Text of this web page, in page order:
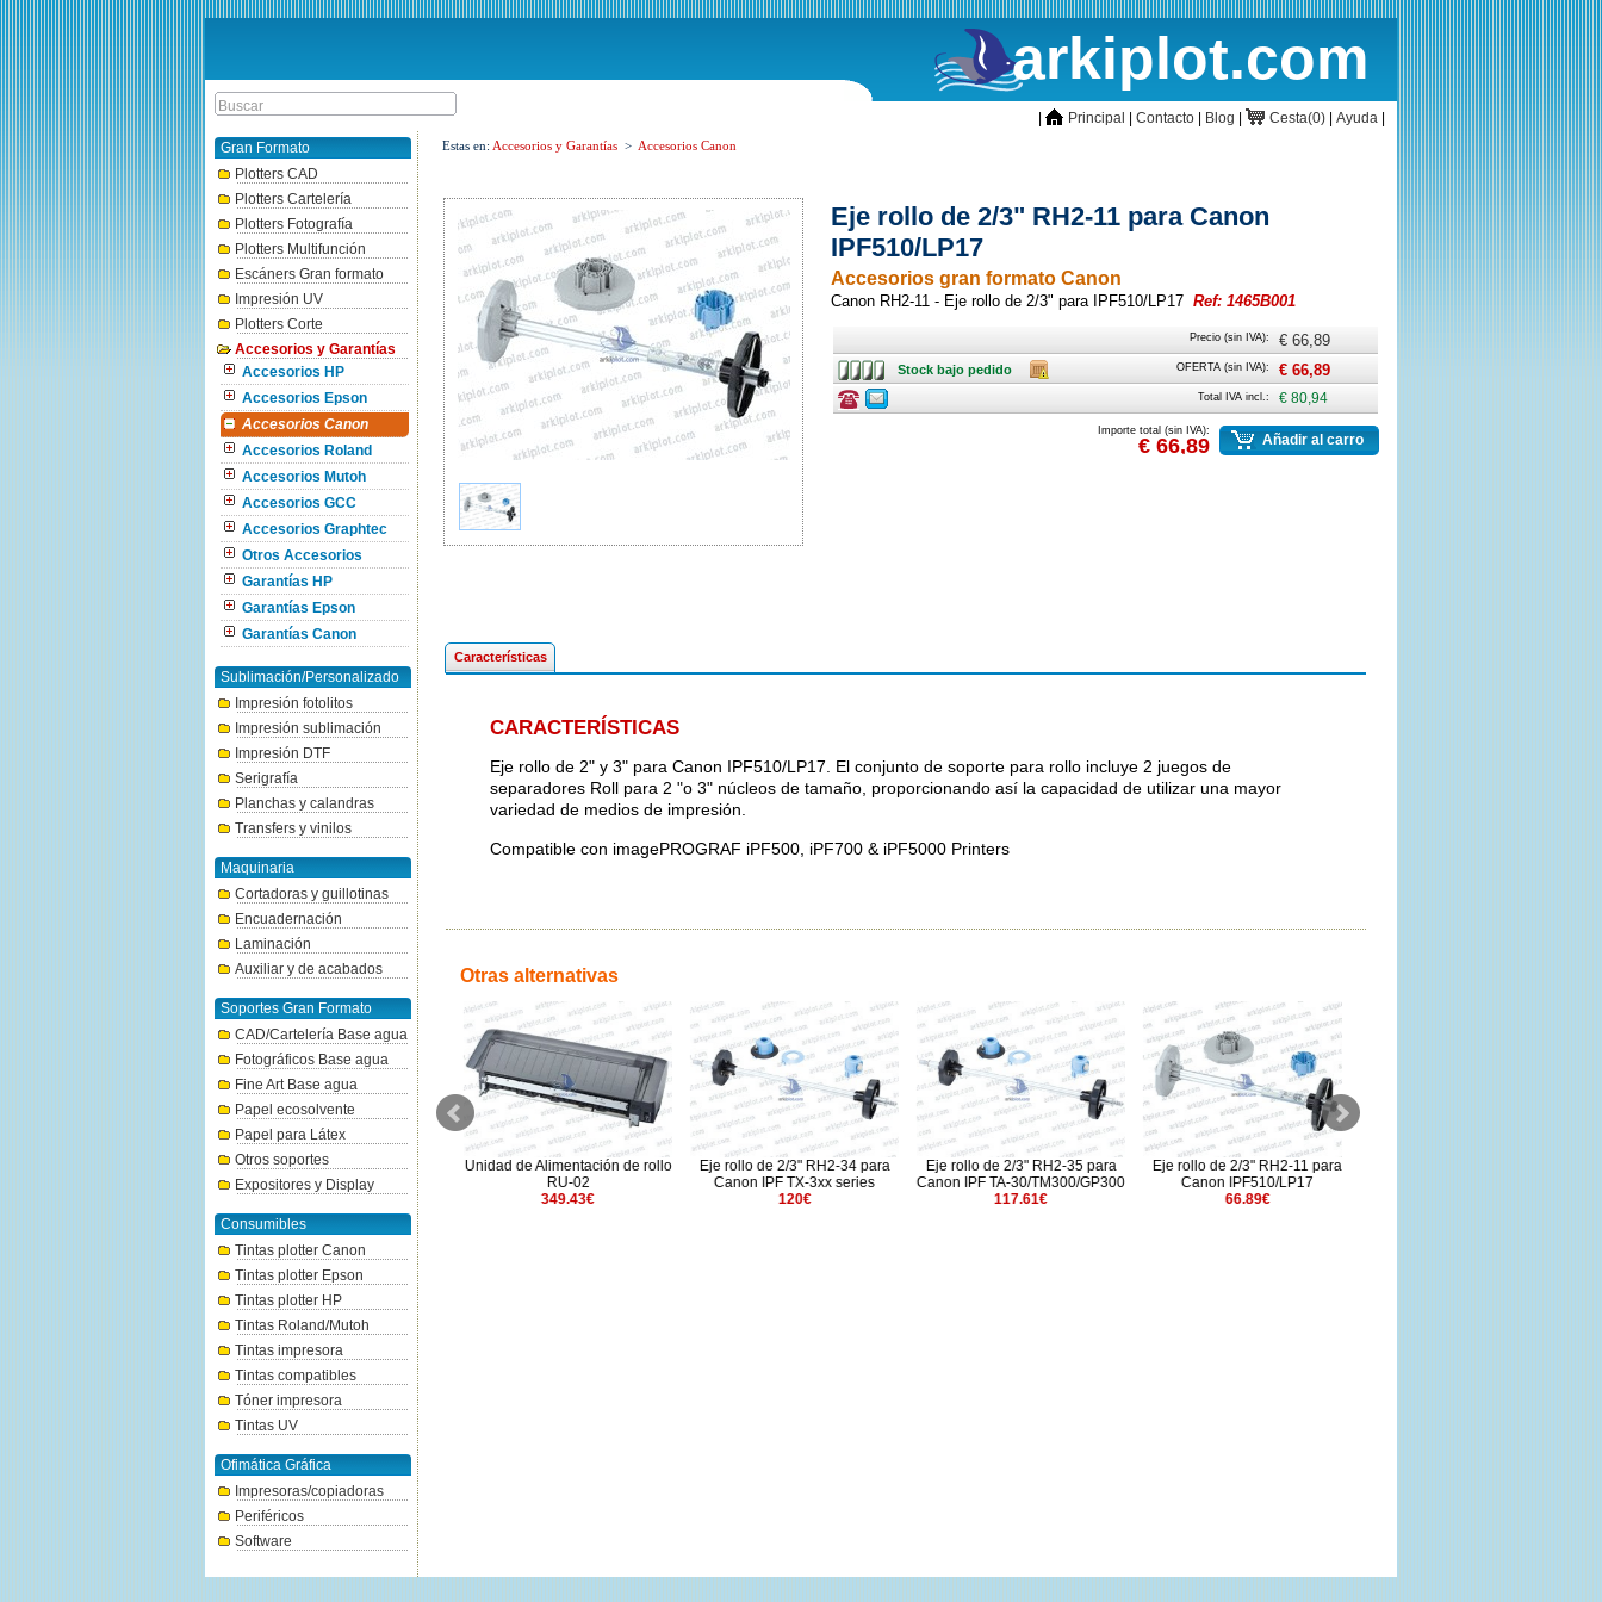
arkiplot.com
inicioPrincipal Contacto Blog CestaCesta(0) Ayuda
Gran Formato
Plotters CAD
Plotters Cartelería
Plotters Fotografía
Plotters Multifunción
Escáners Gran formato
Impresión UV
Plotters Corte
Accesorios y Garantías
Accesorios HP
Accesorios Epson
Accesorios Canon
Accesorios Roland
Accesorios Mutoh
Accesorios GCC
Accesorios Graphtec
Otros Accesorios
Garantías HP
Garantías Epson
Garantías Canon
Sublimación/Personalizado
Impresión fotolitos
Impresión sublimación
Impresión DTF
Serigrafía
Planchas y calandras
Transfers y vinilos
Maquinaria
Cortadoras y guillotinas
Encuadernación
Laminación
Auxiliar y de acabados
Soportes Gran Formato
CAD/Cartelería Base agua
Fotográficos Base agua
Fine Art Base agua
Papel ecosolvente
Papel para Látex
Otros soportes
Expositores y Display
Consumibles
Tintas plotter Canon
Tintas plotter Epson
Tintas plotter HP
Tintas Roland/Mutoh
Tintas impresora
Tintas compatibles
Tóner impresora
Tintas UV
Ofimática Gráfica
Impresoras/copiadoras
Periféricos
Software
Estas en: Accesorios y Garantías > Accesorios Canon
Eje rollo de 2/3" RH2-11 para Canon
IPF510/LP17
Accesorios gran formato Canon
Canon RH2-11 - Eje rollo de 2/3" para IPF510/LP17 Ref: 1465B001
Precio (sin IVA): € 66,89
Stock
bajo
pedido
Stock bajo pedido Caja OFERTA (sin IVA): € 66,89
Consulte
ofertas
Consulte
ofertas
Total IVA incl.: € 80,94
Importe total (sin IVA):
€ 66,89 Añadir al carro
Características
CARACTERÍSTICAS
Eje rollo de 2" y 3" para Canon IPF510/LP17. El conjunto de soporte para rollo incluye 2 juegos de
separadores Roll para 2 "o 3" núcleos de tamaño, proporcionando así la capacidad de utilizar una mayor
variedad de medios de impresión.
Compatible con imagePROGRAF iPF500, iPF700 & iPF5000 Printers
Otras alternativas
Cesta BU-06 para Canon
TC20/TC21
115.54€
Unidad de Alimentación de rollo
RU-02
349.43€
Eje rollo de 2/3" RH2-34 para
Canon IPF TX-3xx series
120€
Eje rollo de 2/3" RH2-35 para
Canon IPF TA-30/TM300/GP300
117.61€
Eje rollo de 2/3" RH2-11 para
Canon IPF510/LP17
66.89€